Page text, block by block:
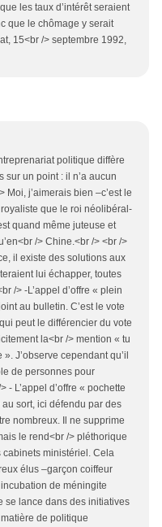
les taux d’intérêt seraient
que le chômage y serait
15<br /> septembre 1992,
politique diffère
sur un point : il n’a aucun
Moi, j’aimerais bien –c’est le
que le roi néolibéral-
quand même juteuse et
/> Chine.<br /> <br />
il existe des solutions aux
lui échapper, toutes
/> -L’appel d’offre « plein
au bulletin. C’est le vote
peut le différencier du vote
la<br /> mention « tu
J’observe cependant qu’il
de personnes pour
- L’appel d’offre « pochette
sort, ici défendu par des
nombreux. Il ne supprime
le rend<br /> pléthorique
cabinets ministériel. Cela
élus –garçon coiffeur
de méningite
se lance dans des initiatives
de politique